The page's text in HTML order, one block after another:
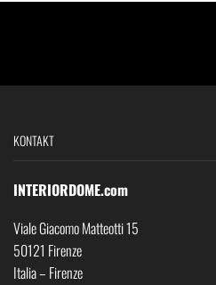
KONTAKT
INTERIORDOME.com
Viale Giacomo Matteotti 15
50121 Firenze
Italia – Firenze